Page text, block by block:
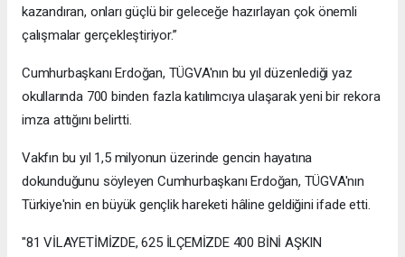
kazandıran, onları güçlü bir geleceğe hazırlayan çok önemli
çalışmalar gerçekleştiriyor.”
Cumhurbaşkanı Erdoğan, TÜGVA'nın bu yıl düzenlediği yaz
okullarında 700 binden fazla katılımcıya ulaşarak yeni bir rekora
imza attığını belirtti.
Vakfın bu yıl 1,5 milyonun üzerinde gencin hayatına
dokunduğunu söyleyen Cumhurbaşkanı Erdoğan, TÜGVA'nın
Türkiye'nin en büyük gençlik hareketi hâline geldiğini ifade etti.
"81 VİLAYETİMİZDE, 625 İLÇEMİZDE 400 BİNİ AŞKIN